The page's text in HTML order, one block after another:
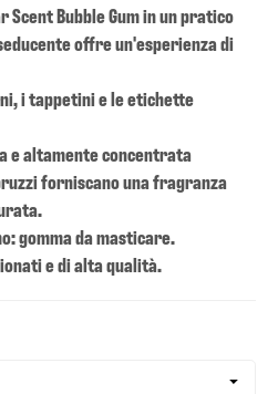
Scent Bubble Gum in un pratico
offre un'esperienza di
i tappetini e le etichette
e altamente concentrata
forniscano una fragranza
gomma da masticare.
e di alta qualità.